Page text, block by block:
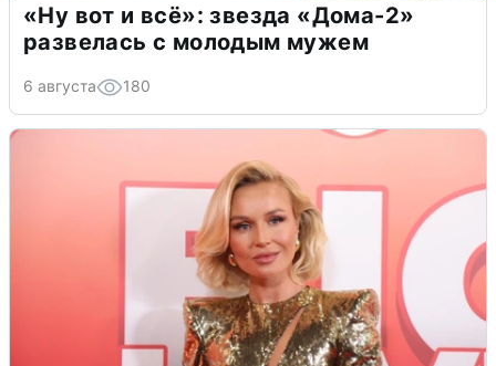
«Ну вот и всё»: звезда «Дома-2»
развелась с молодым мужем
6 августа 180